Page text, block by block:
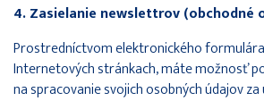
4. Zasielanie newslettrov (obchodné
Prostredníctvom elektronického
Internetových stránkach, máte možnosť
na spracovanie svojich osobných údajov